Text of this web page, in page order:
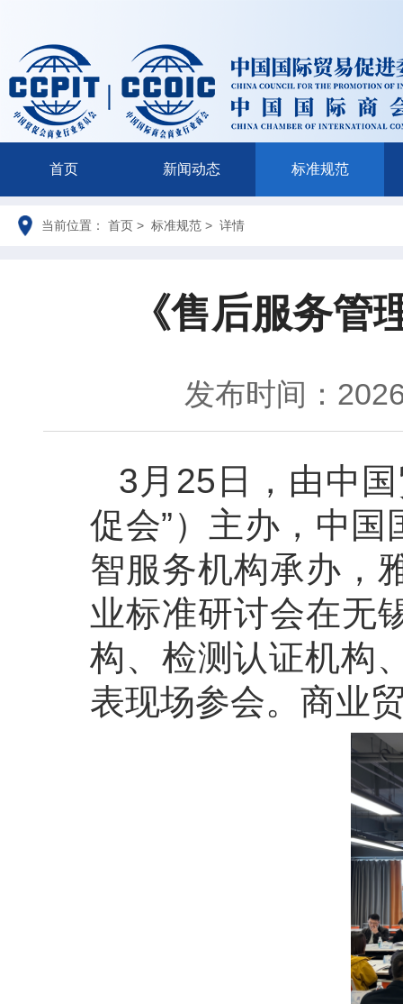
首页 新闻动态 标准规范
当前位置： 首页 > 标准规范 > 详情
《售后服务
发布时间：
3月25日，由中
促会”）主办，中
智服务机构承办，
业标准研讨会在无
构、检测认证机构
表现场参会。商业